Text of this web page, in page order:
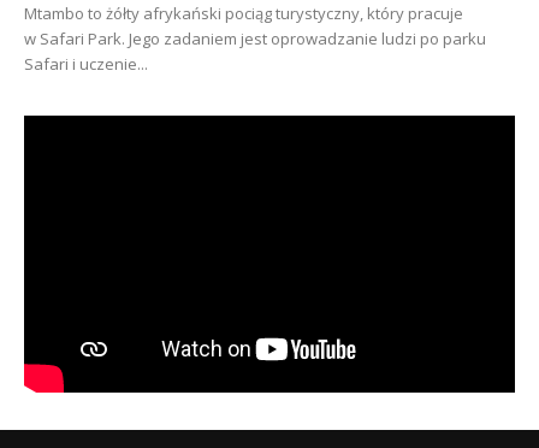
Mtambo to żółty afrykański pociąg turystyczny, który pracuje
w Safari Park. Jego zadaniem jest oprowadzanie ludzi po parku
Safari i uczenie...